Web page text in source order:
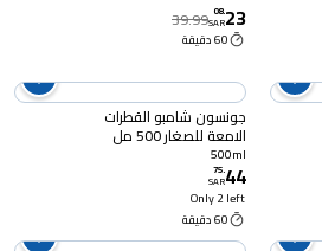
23
.
08
SAR
39.99
60 دقيقة
جونسون شامبو القطرات
الامعة للصغار 500 مل
500ml
44
.
75
SAR
Only 2 left
60 دقيقة